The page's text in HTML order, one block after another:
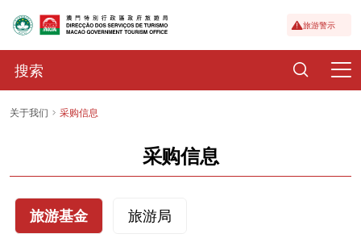
旅游警示
关于我们 采购信息
采购信息
旅游基金 旅游局